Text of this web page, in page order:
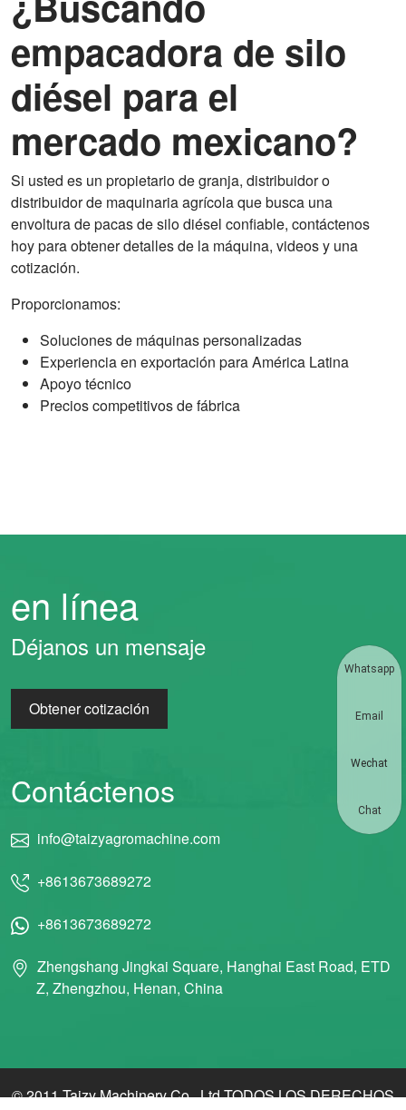
empacadora de silo
diésel para el
mercado mexicano?
Si usted es un propietario de granja, distribuidor o
distribuidor de maquinaria agrícola que busca una
envoltura de pacas de silo diésel confiable, contáctenos
hoy para obtener detalles de la máquina, videos y una
cotización.
Proporcionamos:
Soluciones de máquinas personalizadas
Experiencia en exportación para América Latina
Apoyo técnico
Precios competitivos de fábrica
en línea
Déjanos un mensaje
Obtener cotización
Contáctenos
info@taizyagromachine.com
+8613673689272
+8613673689272
Zhengshang Jingkai Square, Hanghai East Road, ETD
Z, Zhengzhou, Henan, China
© 2011 Taizy Machinery Co., Ltd TODOS LOS DERECHOS
Whatsapp
Email
Wechat
Chat